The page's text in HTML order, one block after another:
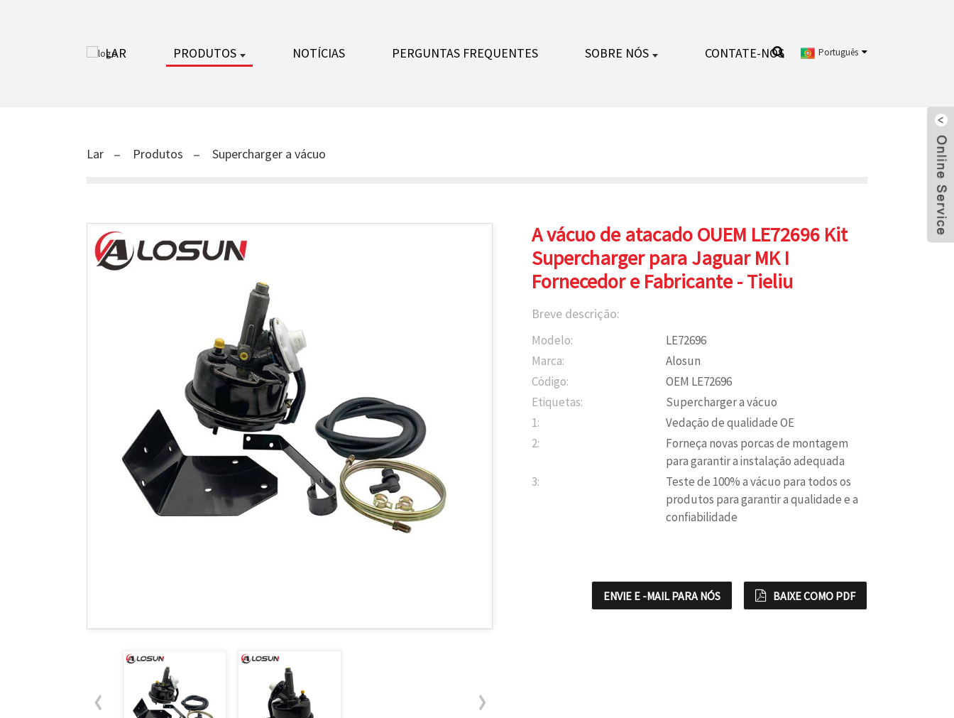
LAR PRODUTOS NOTÍCIAS PERGUNTAS FREQUENTES SOBRE NÓS CONTATE-NOS Português
Lar Produtos Supercharger a vácuo
A vácuo de atacado OUEM LE72696 Kit
Supercharger para Jaguar MK I
Fornecedor e Fabricante - Tieliu
Breve descrição:
Modelo:
LE72696
Marca:
Alosun
Código:
OEM LE72696
Etiquetas:
Supercharger a vácuo
1:
Vedação de qualidade OE
2:
Forneça novas porcas de montagem
para garantir a instalação adequada
3:
Teste de 100% a vácuo para todos os
produtos para garantir a qualidade e a
confiabilidade
ENVIE E -MAIL PARA NÓS BAIXE COMO PDF